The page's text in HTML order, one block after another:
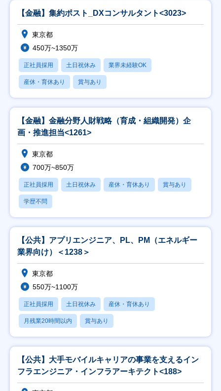
【金融】集約ポスト_DXコンサルタント<3023>
東京都
450万~1350万
正社員採用 土日祝休み 業界未経験OK
産休・育休あり 賞与あり
【金融】金融分野人財戦略（育成・組織開発）企
画・推進担当<1261>
東京都
700万~850万
正社員採用 土日祝休み 産休・育休あり 賞与あり
学歴不問
【公共】アプリエンジニア、PL、PM（エネルギー
業界向け）＜1238＞
東京都
550万~1100万
正社員採用 土日祝休み 産休・育休あり
月残業20時間以内 賞与あり
【公共】大手モバイルキャリアの事業を支えるイン
フラエンジニア・インフラアーキテクト<188>